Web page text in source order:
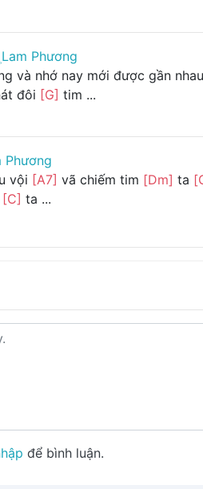
Lam Phương
và nhớ nay mới được gần
đôi [G] tim ...
Phương
vội [A7] vã chiếm tim [Dm] ta
[C] ta ...
để bình luận.